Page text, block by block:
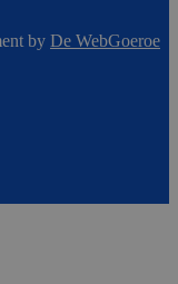
by De WebGoeroe